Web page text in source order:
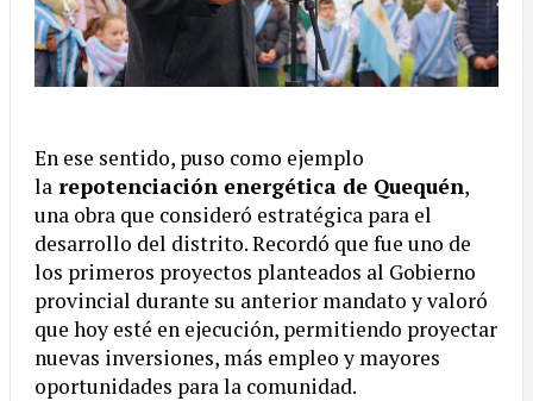
En ese sentido, puso como ejemplo
la repotenciación energética de Quequén,
una obra que consideró estratégica para el
desarrollo del distrito. Recordó que fue uno de
los primeros proyectos planteados al Gobierno
provincial durante su anterior mandato y valoró
que hoy esté en ejecución, permitiendo proyectar
nuevas inversiones, más empleo y mayores
oportunidades para la comunidad.